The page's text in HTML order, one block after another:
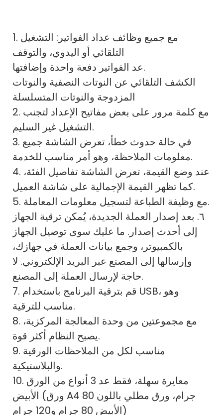
1. مع جميع وظائف عداد الفواتير: التشغيل
التلقائي أو اليدوي، والتوقف
عد الفواتير دفعة واحدة وإضافتها.
الكشف التلقائي عن النوتات النصفية والنوتات
المزدوجة والنوتات المتسلسلة
2. مع كلمة مرور على بعض مفاتيح الإعداد لتجنب
التشغيل غير السليم.
3. في حالة حدوث خطأ، تعرض الشاشة جميع
معلومات الملاحظة، وهو أمر مناسب للخدمة.
4. عند وضع القيمة، تعرض الشاشة تفاصيل الفئة،
كما تظهر القيمة الإجمالية على شاشة العميل.
5. مع وظيفة الطباعة لتسجيل معلومات المعاملة.
٦. بعد إصدار العملة الجديدة، يُمكن ترقية الجهاز
إلى أحدث إصدار. ما عليك سوى توصيل الجهاز
بالكمبيوتر، وجمع بيانات العملة في جهازك،
وإرسالها إلى المصنع عبر البريد الإلكتروني. لا
حاجة لإرسال العملة إلى المصنع.
7. قم بترقية البرنامج باستخدام USB، وهو
مناسب للترقية.
8. مع مجموعتين من وحدة المعالجة المركزية،
يصبح النظام أكثر قوة.
9. مناسب لكل من الملاحظات الورقية
والبلاستيكية.
10. معايرة سهلة، فقط عد 3 أنواع من الورق
الأبيض (ورق A4 80 جرام، ورق مطلي باللون
الأبيض 80 جرام و120 جرام)